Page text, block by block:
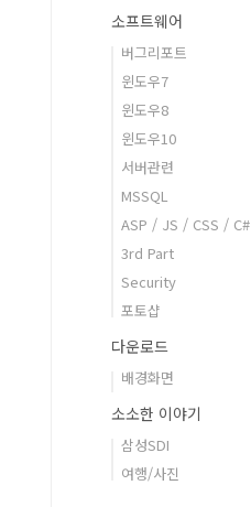
소프트웨어
버그리포트
윈도우7
윈도우8
윈도우10
서버관련
MSSQL
ASP / JS / CSS / C#
3rd Part
Security
포토샵
다운로드
배경화면
소소한 이야기
삼성SDI
여행/사진